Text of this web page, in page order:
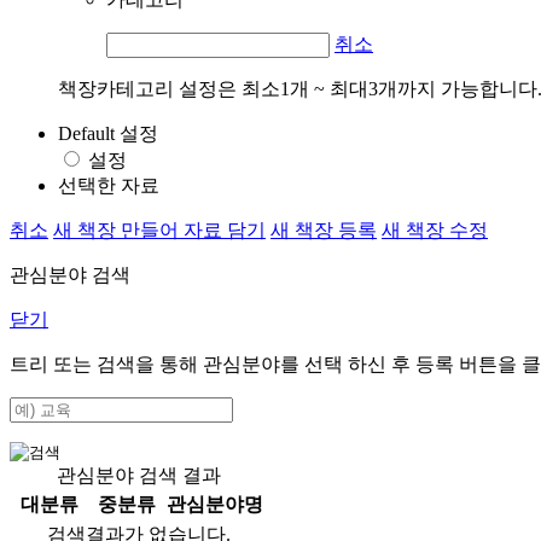
취소
책장카테고리 설정은 최소1개 ~ 최대3개까지 가능합니다.
Default 설정
설정
선택한 자료
취소 새 책장 만들어 자료 담기 새 책장 등록 새 책장 수정
관심분야 검색
닫기
트리 또는 검색을 통해 관심분야를 선택 하신 후 등록 버튼을
관심분야 검색 결과
대분류
중분류
관심분야명
검색결과가 없습니다.